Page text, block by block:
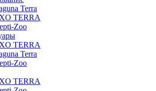
Terra
TERRA
Zoo
TERRA
Terra
Zoo
TERRA